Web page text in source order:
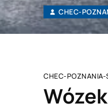
CHEC-
CHEC-POZNANIA-